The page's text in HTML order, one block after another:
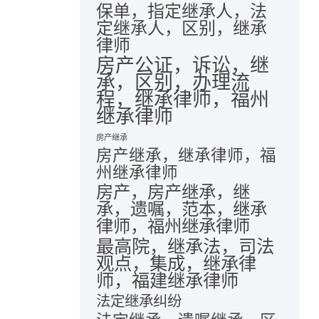
保单，指定继承人，法
定继承人，区别，继承
律师
房产公证，诉讼，继
承，区别，办理流
程，继承律师，福州
继承律师
房产继承
房产继承，继承律师，福
州继承律师
房产，房产继承，继
承，遗嘱，范本，继承
律师，福州继承律师
最高院，继承法，司法
观点，集成，继承律
师，福建继承律师
法定继承纠纷